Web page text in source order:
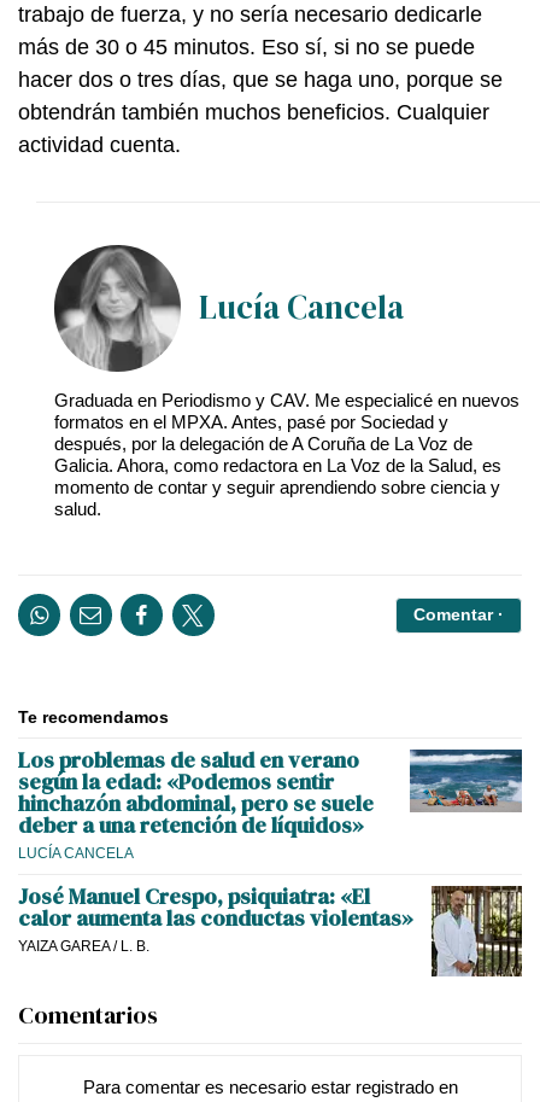
trabajo de fuerza, y no sería necesario dedicarle
más de 30 o 45 minutos. Eso sí, si no se puede
hacer dos o tres días, que se haga uno, porque se
obtendrán también muchos beneficios. Cualquier
actividad cuenta.
Lucía Cancela
Graduada en Periodismo y CAV. Me especialicé en nuevos
formatos en el MPXA. Antes, pasé por Sociedad y
después, por la delegación de A Coruña de La Voz de
Galicia. Ahora, como redactora en La Voz de la Salud, es
momento de contar y seguir aprendiendo sobre ciencia y
salud.
Comentar ·
Te recomendamos
Los problemas de salud en verano
según la edad: «Podemos sentir
hinchazón abdominal, pero se suele
deber a una retención de líquidos»
LUCÍA CANCELA
José Manuel Crespo, psiquiatra: «El
calor aumenta las conductas violentas»
YAIZA GAREA/ L. B.
Comentarios
Para comentar es necesario estar registradoen